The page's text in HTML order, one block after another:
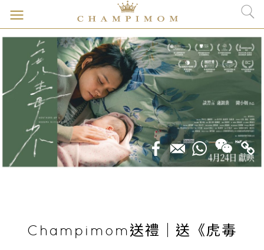
Champimom送禮｜送《虎毒